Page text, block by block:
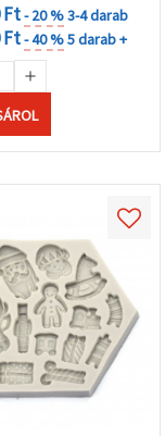
Ft- 20 %3-4 darab
Ft- 40 %5 darab +